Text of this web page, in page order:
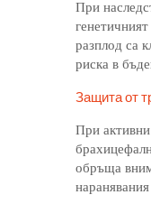
При
разплод са
риска в
Защита от
При
обръща